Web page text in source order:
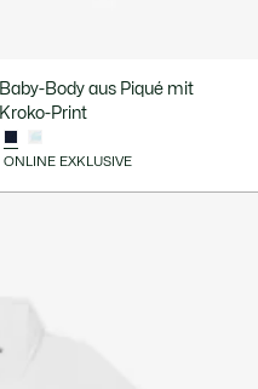
Baby-Body aus Piqué mit
Kroko-Print
ONLINE EXKLUSIVE